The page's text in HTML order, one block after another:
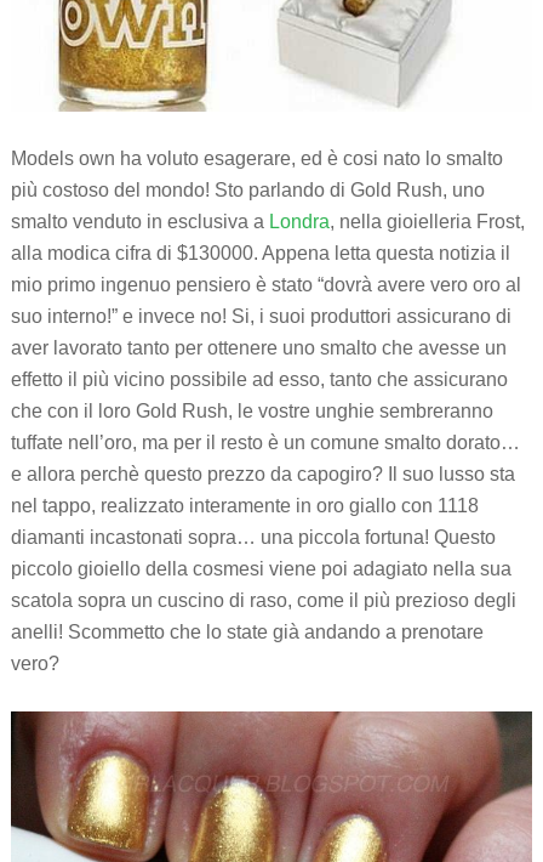
Models own ha voluto esagerare, ed è cosi nato lo smalto
più costoso del mondo! Sto parlando di Gold Rush, uno
smalto venduto in esclusiva a Londra, nella gioielleria Frost,
alla modica cifra di $130000. Appena letta questa notizia il
mio primo ingenuo pensiero è stato “dovrà avere vero oro al
suo interno!” e invece no! Si, i suoi produttori assicurano di
aver lavorato tanto per ottenere uno smalto che avesse un
effetto il più vicino possibile ad esso, tanto che assicurano
che con il loro Gold Rush, le vostre unghie sembreranno
tuffate nell’oro, ma per il resto è un comune smalto dorato…
e allora perchè questo prezzo da capogiro? Il suo lusso sta
nel tappo, realizzato interamente in oro giallo con 1118
diamanti incastonati sopra… una piccola fortuna! Questo
piccolo gioiello della cosmesi viene poi adagiato nella sua
scatola sopra un cuscino di raso, come il più prezioso degli
anelli! Scommetto che lo state già andando a prenotare
vero?